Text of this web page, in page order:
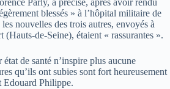
Parly, a précisé, après avoir rendu
blessés » à l’hôpital militaire de
nouvelles des trois autres, envoyés à
(Hauts-de-Seine), étaient « rassurantes ».
de santé n’inspire plus aucune
qu’ils ont subies sont fort heureusement
Edouard Philippe.